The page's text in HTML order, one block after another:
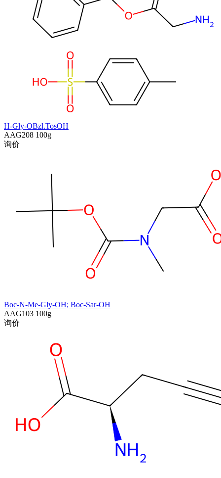
H-Gly-OBzl.TosOH
AAG208 100g
询价
Boc-N-Me-Gly-OH; Boc-Sar-OH
AAG103 100g
询价